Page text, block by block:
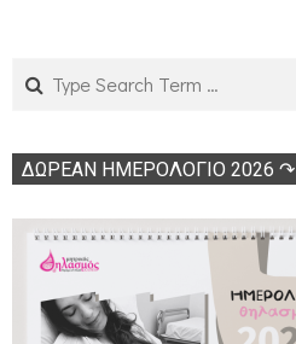
19
ΔΩΡΕΑΝ ΗΜΕΡΟΛΟΓΙΟ 2026 ↷